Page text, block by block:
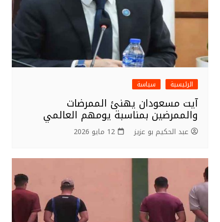
الرئيسية سياسة
آيت مسعودان يهنئ الممرضات
والممرضين بمناسبة يومهم العالمي
عبد الحكيم بو عزيز 12 مايو 2026